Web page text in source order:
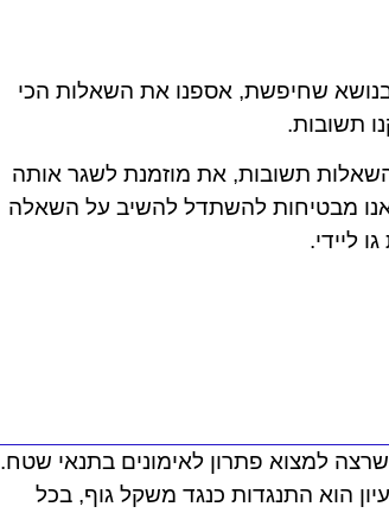
שחיפשת, אספנו את השאלות הכי
תשובות.
תשובות, את מוזמנת לשגר אותה
מבטיחות להשתדל להשיב על השאלה
ליידי.
למצוא פתרון לאימונים בתנאי שטח.
הוא התנגדות כנגד משקל גוף, בכל